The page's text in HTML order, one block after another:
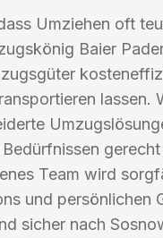
Umziehen oft
Baier
lassen.
Team wird
und persönlichen
sicher nach